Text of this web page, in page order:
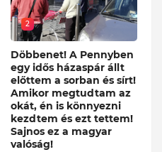
2
Döbbenet! A Pennyben
egy idős házaspár állt
előttem a sorban és sírt!
Amikor megtudtam az
okát, én is könnyezni
kezdtem és ezt tettem!
Sajnos ez a magyar
valóság!